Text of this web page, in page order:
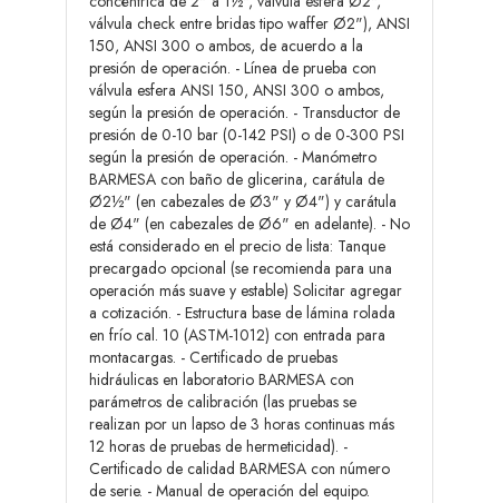
válvula check entre bridas tipo waffer Ø2"), ANSI
150, ANSI 300 o ambos, de acuerdo a la
presión de operación. - Línea de prueba con
válvula esfera ANSI 150, ANSI 300 o ambos,
según la presión de operación. - Transductor de
presión de 0-10 bar (0-142 PSI) o de 0-300 PSI
según la presión de operación. - Manómetro
BARMESA con baño de glicerina, carátula de
Ø2½" (en cabezales de Ø3" y Ø4") y carátula
de Ø4" (en cabezales de Ø6" en adelante). - No
está considerado en el precio de lista: Tanque
precargado opcional (se recomienda para una
operación más suave y estable) Solicitar agregar
a cotización. - Estructura base de lámina rolada
en frío cal. 10 (ASTM-1012) con entrada para
montacargas. - Certificado de pruebas
hidráulicas en laboratorio BARMESA con
parámetros de calibración (las pruebas se
realizan por un lapso de 3 horas continuas más
12 horas de pruebas de hermeticidad). -
Certificado de calidad BARMESA con número
de serie. - Manual de operación del equipo.